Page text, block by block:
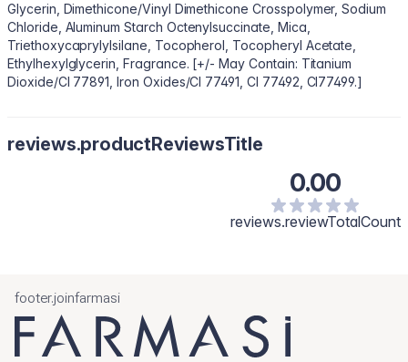
Glycerin, Dimethicone/Vinyl Dimethicone Crosspolymer, Sodium
Chloride, Aluminum Starch Octenylsuccinate, Mica,
Triethoxycaprylylsilane, Tocopherol, Tocopheryl Acetate,
Ethylhexylglycerin, Fragrance. [+/- May Contain: Titanium
Dioxide/CI 77891, Iron Oxides/CI 77491, CI 77492, CI77499.]
reviews.productReviewsTitle
0.00
reviews.reviewTotalCount
footer.joinfarmasi